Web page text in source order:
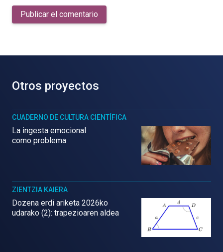
Publicar el comentario
Otros proyectos
CUADERNO DE CULTURA CIENTÍFICA
La ingesta emocional
como problema
ZIENTZIA KAIERA
Dozena erdi ariketa 2026ko
udarako (2): trapezioaren aldea